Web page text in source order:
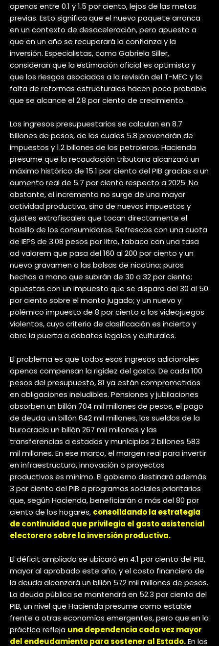
apenas entre 0.1 y 1.5 por ciento, lejos de las metas
previas. Esto significa que el nuevo paquete arranca
en un contexto de desaceleración, pero apuesta a
que en un año se recuperará la confianza y la
inversión. Especialistas, como Gabriela Siller,
consideran que la estimación oficial es optimista y
que los riesgos asociados a la revisión del T-MEC y la
falta de reformas estructurales hacen poco probable
que se alcance el 2.8 por ciento de crecimiento.
Los ingresos presupuestarios se calculan en 8.7
billones de pesos, de los cuales 5.8 provendrán de
impuestos y 1.2 billones de los petroleros. Hacienda
presume que la recaudación tributaria alcanzará un
máximo histórico de 15.1 por ciento del PIB gracias a un
aumento real de 5.7 por ciento respecto a 2025. No
obstante, el incremento no surge de una mayor
actividad productiva, sino de nuevos impuestos y
ajustes extrafiscales que tocan directamente el
bolsillo de los consumidores. Refrescos con una cuota
de IEPS de 3.08 pesos por litro, tabaco con una tasa
ad valorem que pasa del 160 al 200 por ciento y un
nuevo gravamen a las bolsas de nicotina; puros
hechos a mano que subirán de 30 a 32 por ciento;
apuestas con un impuesto que se dispara del 30 al 50
por ciento sobre el monto jugado; y un nuevo y
polémico impuesto de 8 por ciento a los videojuegos
violentos, cuyo criterio de clasificación es incierto y
abre la puerta a debates legales y culturales.
El problema es que todos esos ingresos adicionales
apenas compensan la rigidez del gasto. De cada 100
pesos del presupuesto, 81 ya están comprometidos
en obligaciones ineludibles. Pensiones y jubilaciones
absorben un billón 704 mil millones de pesos, el pago
de deuda un billón 642 mil millones, los sueldos de la
burocracia un billón 267 mil millones y las
transferencias a estados y municipios 2 billones 583
mil millones. En ese marco, el margen real para invertir
en infraestructura, innovación o proyectos
productivos es mínimo. El gobierno destinará además
3 por ciento del PIB a programas sociales prioritarios
que, según Hacienda, beneficiarán a más del 80 por
ciento de los hogares, consolidando la estrategia
de continuidad que privilegia el gasto asistencial
electorero sobre la inversión productiva.
El déficit ampliado se ubicará en 4.1 por ciento del PIB,
mayor al aprobado este año, y el costo financiero de
la deuda alcanzará un billón 572 mil millones de pesos.
La deuda pública se mantendrá en 52.3 por ciento del
PIB, un nivel que Hacienda presume como estable
frente a otras economías emergentes, pero que en la
práctica refleja una dependencia cada vez mayor
del endeudamiento para sostener al Estado.En los